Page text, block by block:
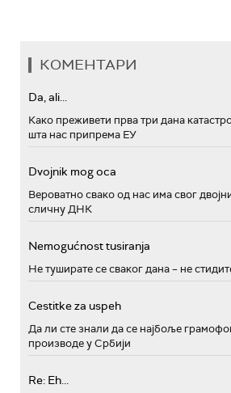
КОМЕНТАРИ
Da, ali...
Како преживети прва три дана
шта нас припрема ЕУ
Dvojnik mog oca
Вероватно свако од нас има свог
сличну ДНК
Nemogućnost tusiranja
Не туширате се сваког дана – не
Cestitke za uspeh
Да ли сте знали да се најбоље
производе у Србији
Re: Eh...